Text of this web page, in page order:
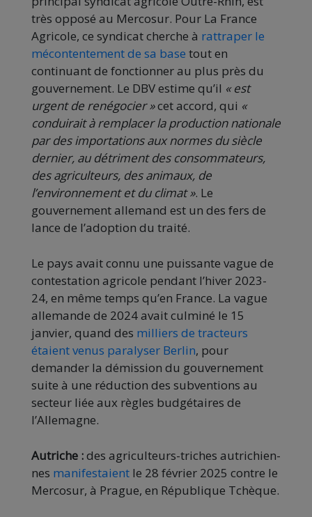
très opposé au Mercosur. Pour La France
Agricole, ce syndicat cherche à rattraper le
mécontentement de sa base tout en
continuant de fonctionner au plus près du
gouvernement. Le DBV estime qu’il « est
urgent de renégocier »cet accord, qui «
conduirait à remplacer la production nationale
par des importations aux normes du siècle
dernier, au détriment des consommateurs,
des agriculteurs, des animaux, de
l’environnement et du climat ». Le
gouvernement allemand est un des fers de
lance de l’adoption du traité.
Le pays avait connu une puissante vague de
contestation agricole pendant l’hiver 2023-
24, en même temps qu’en France. La vague
allemande de 2024 avait culminé le 15
janvier, quand des milliers de tracteurs
étaient venus paralyser Berlin, pour
demander la démission du gouvernement
suite à une réduction des subventions au
secteur liée aux règles budgétaires de
l’Allemagne.
Autriche :des agriculteurs-triches autrichien-
nes manifestaient le 28 février 2025 contre le
Mercosur, à Prague, en République Tchèque.